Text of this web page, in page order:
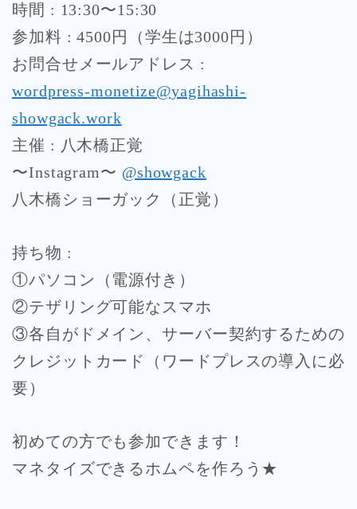
時間 : 13:30〜15:30
参加料 : 4500円（学生は3000円）
お問合せメールアドレス :
wordpress-monetize@yagihashi-
showgack.work
主催 : 八木橋正覚
〜Instagram〜 @showgack
八木橋ショーガック（正覚）
持ち物 :
①パソコン（電源付き）
②テザリング可能なスマホ
③各自がドメイン、サーバー契約するための
クレジットカード（ワードプレスの導入に必
要）
初めての方でも参加できます！
マネタイズできるホムペを作ろう★